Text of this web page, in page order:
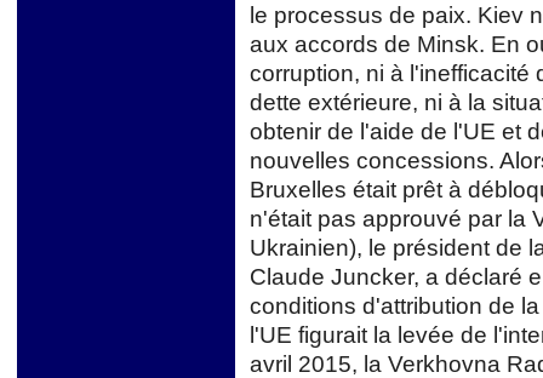
le processus de paix. Kiev
aux accords de Minsk. En
corruption, ni à l'inefficacité
dette extérieure, ni à la
obtenir de l'aide de l'UE et
nouvelles concessions.
Bruxelles était prêt à
n'était pas approuvé par la
Ukrainien), le président de
Claude Juncker, a déclaré
conditions d'attribution de
l'UE figurait la levée de
avril 2015, la Verkhovna